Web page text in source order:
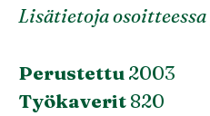
Lisätietoja osoitteessa
Perustettu 2003
Työkaverit820